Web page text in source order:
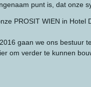
punt is, dat onze
PROSIT WIEN in
gaan we ons bestuur
om verder te kunnen